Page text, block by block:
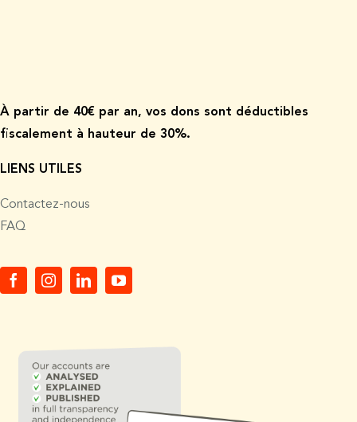
À partir de 40€ par an, vos dons sont déductibles
fiscalement à hauteur de 30%.
LIENS UTILES
Contactez-nous
FAQ